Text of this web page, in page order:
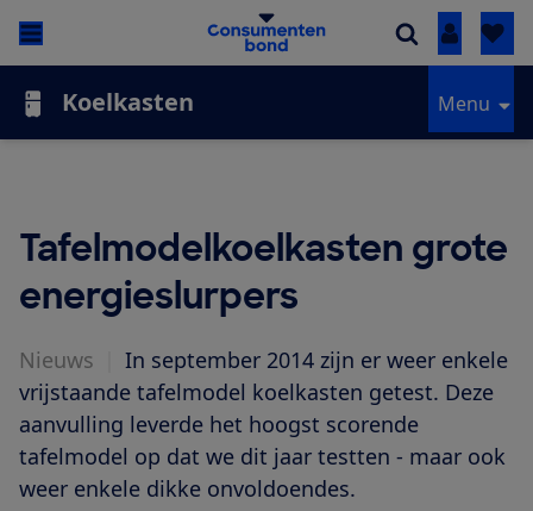
Inloggen
Koelkasten Menu
Tafelmodelkoelkasten grote
energieslurpers
Nieuws
In september 2014 zijn er weer enkele
vrijstaande tafelmodel koelkasten getest. Deze
aanvulling leverde het hoogst scorende
tafelmodel op dat we dit jaar testten - maar ook
weer enkele dikke onvoldoendes.